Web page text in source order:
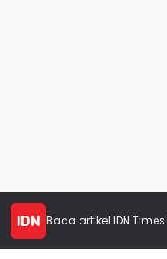
Baca artikel IDN Times